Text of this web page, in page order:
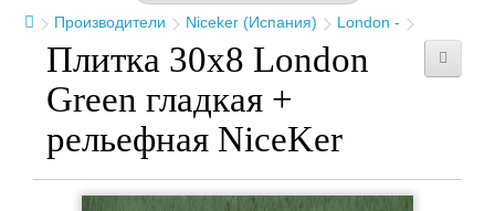
Производители
Niceker (Испания) London -
Плитка 30x8 London
Green гладкая +
рельефная NiceKer